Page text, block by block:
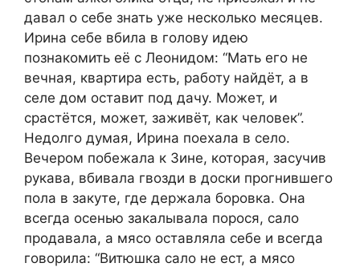
давал о себе знать уже несколько месяцев.
Ирина себе вбила в голову идею
познакомить её с Леонидом: “Мать его не
вечная, квартира есть, работу найдёт, а в
селе дом оставит под дачу. Может, и
срастётся, может, заживёт, как человек”.
Недолго думая, Ирина поехала в село.
Вечером побежала к Зине, которая, засучив
рукава, вбивала гвозди в доски прогнившего
пола в закуте, где держала боровка. Она
всегда осенью закалывала порося, сало
продавала, а мясо оставляла себе и всегда
говорила: “Витюшка сало не ест, а мясо